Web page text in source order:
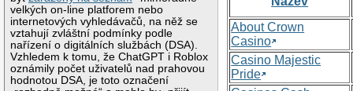
velkých on-line platforem nebo
internetových vyhledávačů, na něž se
vztahují zvláštní podmínky podle
nařízení o digitálních službách (DSA).
Vzhledem k tomu, že ChatGPT i Roblox
oznámily počet uživatelů nad prahovou
hodnotou DSA, je toto označení
About Crown
Casino
Casino Majestic
Pride